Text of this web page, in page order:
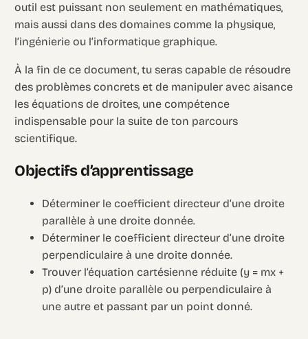
outil est puissant non seulement en mathématiques,
mais aussi dans des domaines comme la physique,
l’ingénierie ou l’informatique graphique.
À la fin de ce document, tu seras capable de résoudre
des problèmes concrets et de manipuler avec aisance
les équations de droites, une compétence
indispensable pour la suite de ton parcours
scientifique.
Objectifs d’apprentissage
Déterminer le coefficient directeur d’une droite
parallèle à une droite donnée.
Déterminer le coefficient directeur d’une droite
perpendiculaire à une droite donnée.
Trouver l’équation cartésienne réduite (y = mx +
p) d’une droite parallèle ou perpendiculaire à
une autre et passant par un point donné.